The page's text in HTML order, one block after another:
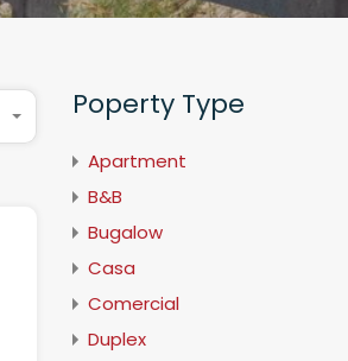
Poperty Type
Apartment
B&B
Bugalow
Casa
Comercial
Duplex